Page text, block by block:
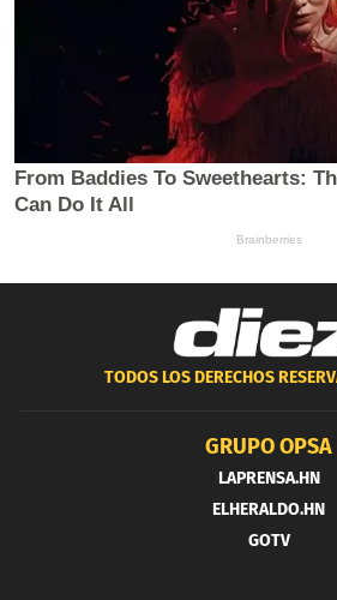
TODOS LOS DERECHOS
GRUPO OPSA
LAPRENSA.HN
ELHERALDO.HN
GOTV